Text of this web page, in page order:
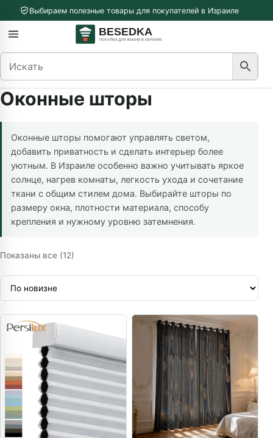
Перейти к содержимому
Выбираем полезные товары для покупателей в Израиле
Открыть меню
Оконные шторы
Оконные шторы помогают управлять светом,
добавить приватность и сделать интерьер более
уютным. В Израиле особенно важно учитывать яркое
солнце, нагрев комнаты, легкость ухода и сочетание
ткани с общим стилем дома. Выбирайте шторы по
размеру окна, плотности материала, способу
крепления и нужному уровню затемнения.
Показаны все (12)